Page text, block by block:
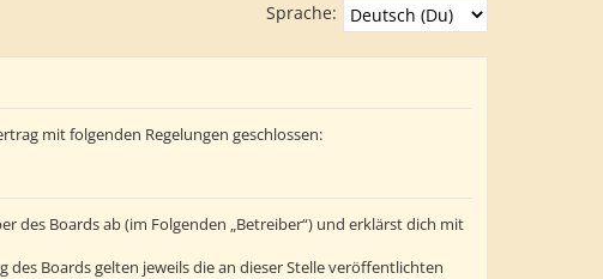
Sprache:
mit folgenden Regelungen geschlossen:
des Boards ab (im Folgenden „Betreiber“) und erklärst dich mit
Boards gelten jeweils die an dieser Stelle veröffentlichten